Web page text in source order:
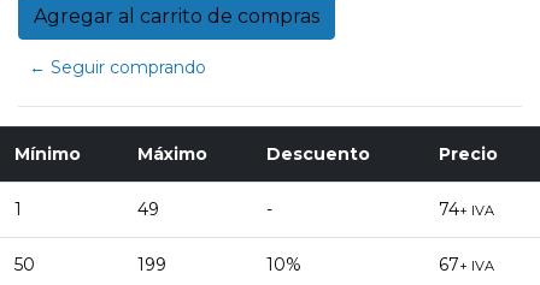
← Seguir comprando
Mínimo Máximo Descuento Precio
1 49 - 74+ IVA
50 199 10% 67+ IVA